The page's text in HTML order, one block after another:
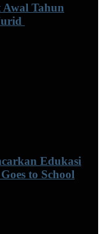
Awal Tahun
Edukasi
to School